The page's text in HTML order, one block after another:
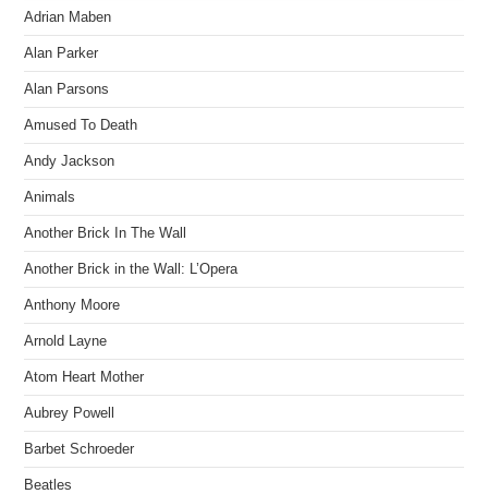
Adrian Maben
Alan Parker
Alan Parsons
Amused To Death
Andy Jackson
Animals
Another Brick In The Wall
Another Brick in the Wall: L’Opera
Anthony Moore
Arnold Layne
Atom Heart Mother
Aubrey Powell
Barbet Schroeder
Beatles